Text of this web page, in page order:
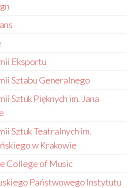
Eksportu
Sztabu Generalnego
Sztuk Pięknych im. Jana
Sztuk Teatralnych im.
w Krakowie
College of Music
Państwowego Instytutu